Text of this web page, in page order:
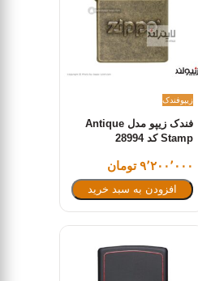
زیپوفندک
فندک زیپو مدل Antique
Stamp کد 28994
۹٬۲۰۰٬۰۰۰ تومان
افزودن به سبد خرید